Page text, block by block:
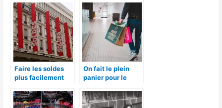
en ligne
Faire les soldes
plus facilement
On fait le plein
panier pour le
malines